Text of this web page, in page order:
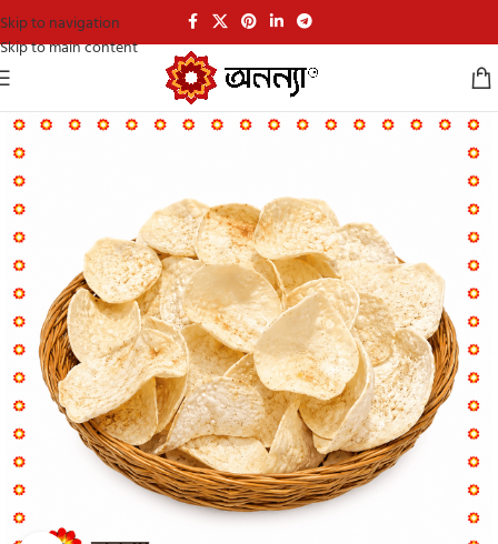
Skip to navigation
Skip to main content